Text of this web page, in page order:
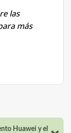
las
más
Huawei y el